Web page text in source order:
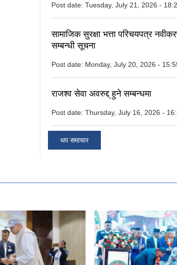
Post date: Tuesday, July 21, 2026 -
सामाजिक सुरक्षा भत्ता परिचयपत्र
सम्बन्धी सूचना
Post date: Monday, July 20, 2026 -
राजश्व सेवा अवरुद्द् हुने सम्बन्धमा
Post date: Thursday, July 16, 2026 -
थप समाचार